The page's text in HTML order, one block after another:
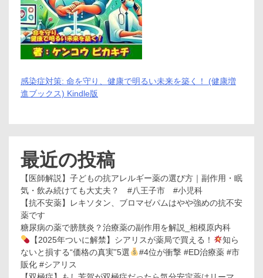
感染症対策: 命を守り、健康で明るい未来を築く！ (健康増
進ブックス) Kindle版
最近の投稿
【医師解説】子どもの抗アレルギー薬の選び方｜副作用・眠
気・飲み続けても大丈夫？ #八王子市 #小児科
【抗不安薬】レキソタン、ブロマゼパムはやや強めの抗不安
薬です
糖尿病の薬で膀胱炎？治療薬の副作用を解説_相模原内科
【2025年ついに解禁】シアリスが薬局で買える！
知ら
ないと損する“価格の真実”5選
#4位が衝撃 #ED治療薬 #市
販化 #シアリス